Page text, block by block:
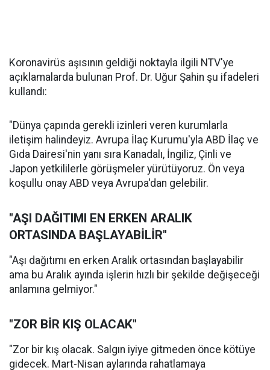
Koronavirüs aşısının geldiği noktayla ilgili NTV'ye
açıklamalarda bulunan Prof. Dr. Uğur Şahin şu ifadeleri
kullandı:
"Dünya çapında gerekli izinleri veren kurumlarla
iletişim halindeyiz. Avrupa İlaç Kurumu'yla ABD İlaç ve
Gıda Dairesi'nin yanı sıra Kanadalı, İngiliz, Çinli ve
Japon yetkililerle görüşmeler yürütüyoruz. Ön veya
koşullu onay ABD veya Avrupa'dan gelebilir.
"AŞI DAĞITIMI EN ERKEN ARALIK
ORTASINDA BAŞLAYABİLİR"
"Aşı dağıtımı en erken Aralık ortasından başlayabilir
ama bu Aralık ayında işlerin hızlı bir şekilde değişeceği
anlamına gelmiyor."
"ZOR BİR KIŞ OLACAK"
"Zor bir kış olacak. Salgın iyiye gitmeden önce kötüye
gidecek. Mart-Nisan aylarında rahatlamaya